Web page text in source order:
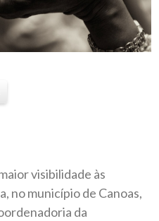
visibilidade às
no município de Canoas,
da